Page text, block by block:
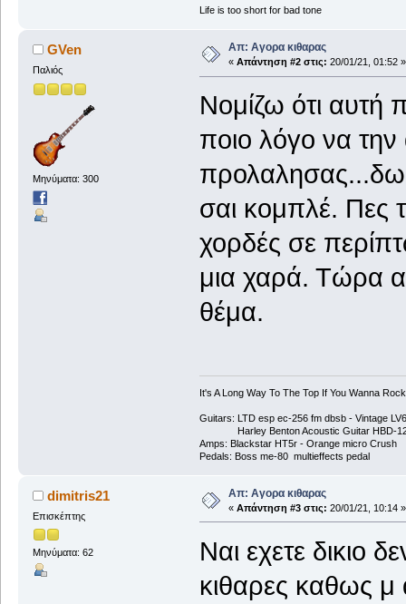
Life is too short for bad tone
GVen
Παλιός
Μηνύματα: 300
Απ: Αγορα κιθαρας
« Απάντηση #2 στις: 20/01/21, 01:52 »
Νομίζω ότι αυτή
ποιο λόγο να
σαι κομπλέ. Πες
χορδές σε
μια χαρά. Τώρα
θέμα.
It's A Long Way To The Top If You Wanna
Guitars: LTD esp ec-256 fm dbsb - Vintage
Harley Benton Acoustic Guitar HBD-
Amps: Blackstar HT5r - Orange micro Crush
Pedals: Boss me-80 multieffects pedal
dimitris21
Επισκέπτης
Μηνύματα: 62
Απ: Αγορα κιθαρας
« Απάντηση #3 στις: 20/01/21, 10:14 »
Ναι εχετε δικιο
κιθαρες καθως